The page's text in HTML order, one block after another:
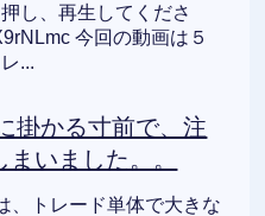
し、再生してくださ
今回の動画は５
...
掛かる寸前で、注
いました。。
、トレード単体で大きな